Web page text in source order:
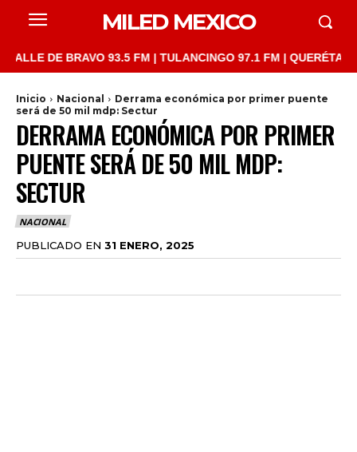
MILED MEXICO
DE BRAVO 93.5 FM | TULANCINGO 97.1 FM | QUERÉTARO
Inicio Nacional
Derrama económica por primer puente
será de 50 mil mdp: Sectur
DERRAMA ECONÓMICA POR PRIMER
PUENTE SERÁ DE 50 MIL MDP:
SECTUR
NACIONAL
PUBLICADO EN 31 ENERO, 2025